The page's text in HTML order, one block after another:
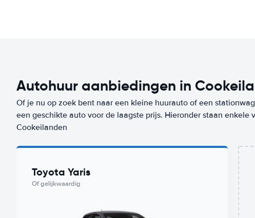
Autohuur aanbiedingen in
Of je nu op zoek bent naar een kleine huurauto of een
een geschikte auto voor de laagste prijs. Hieronder staan enkele
Cookeilanden
Toyota Yaris
Of gelijkwaardig